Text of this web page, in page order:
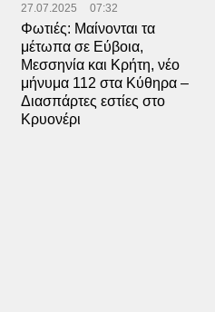
27.07.2025 07:32
Φωτιές: Μαίνονται τα
μέτωπα σε Εύβοια,
Μεσσηνία και Κρήτη, νέο
μήνυμα 112 στα Κύθηρα –
Διασπάρτες εστίες στο
Κρυονέρι